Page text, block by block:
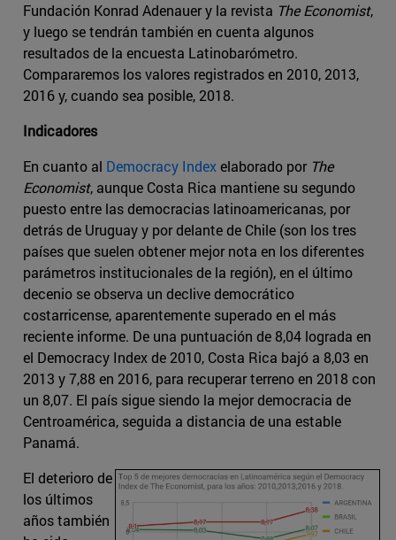
Fundación Konrad Adenauer y la revista The Economist,
y luego se tendrán también en cuenta algunos
resultados de la encuesta Latinobarómetro.
Compararemos los valores registrados en 2010, 2013,
2016 y, cuando sea posible, 2018.
Indicadores
En cuanto al Democracy Indexelaborado por The
Economist, aunque Costa Rica mantiene su segundo
puesto entre las democracias latinoamericanas, por
detrás de Uruguay y por delante de Chile (son los tres
países que suelen obtener mejor nota en los diferentes
parámetros institucionales de la región), en el último
decenio se observa un declive democrático
costarricense, aparentemente superado en el más
reciente informe. De una puntuación de 8,04 lograda en
el Democracy Index de 2010, Costa Rica bajó a 8,03 en
2013 y 7,88 en 2016, para recuperar terreno en 2018 con
un 8,07. El país sigue siendo la mejor democracia de
Centroamérica, seguida a distancia de una estable
Panamá.
El deterioro de
los últimos
años también